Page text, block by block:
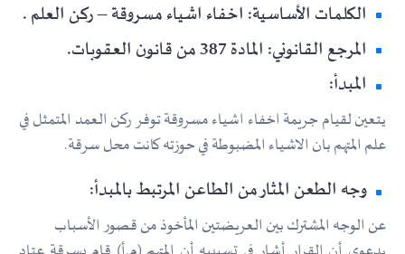
الكلمات الأساسية: اخفاء اشياء مسروقة – ركن العلم .
المرجع القانوني: المادة 387 من قانون العقوبات.
المبدأ:
يتعين لقيام جريمة اخفاء اشياء مسروقة توفر ركن العمد المتمثل في
علم المتهم بان الاشياء المضبوطة في حوزته كانت محل سرقة.
وجه الطعن المثار من الطاعن المرتبط بالمبدأ:
عن الوجه المشترك بين العريضتين المأخوذ من قصور الأسباب